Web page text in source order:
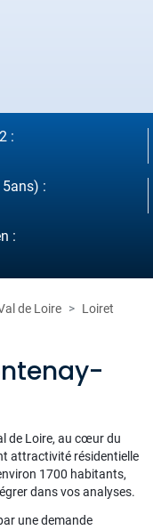
:
:
:
de Loire
Loiret
de Loire, au cœur du
attractivité résidentielle
1700 habitants,
dans vos analyses.
une demande